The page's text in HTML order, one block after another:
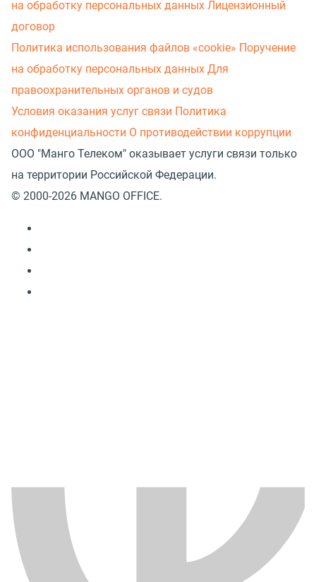
на обработку персональных данных Лицензионный
договор
Политика использования файлов «cookie» Поручение
на обработку персональных данных Для
правоохранительных органов и судов
Условия оказания услуг связи Политика
конфиденциальности О противодействии коррупции
ООО "Манго Телеком" оказывает услуги связи только
на территории Российской Федерации.
© 2000-2026 MANGO OFFICE.